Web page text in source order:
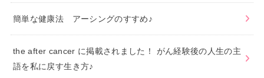
簡単な健康法 アーシングのすすめ♪
the after cancer に掲載されました！ がん経験後の人生の主
語を私に戻す生き方♪